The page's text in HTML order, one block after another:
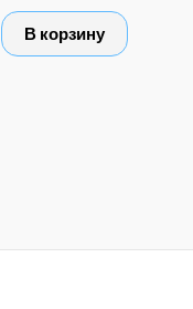
Оценка
0
5
В корзину